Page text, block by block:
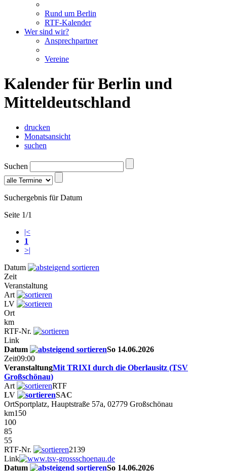
Rund um Berlin
RTF-Kalender
Wer sind wir?
Ansprechpartner
Vereine
Kalender für Berlin und
Mitteldeutschland
drucken
Monatsansicht
suchen
Suchen
Suchergebnis für Datum
Seite 1/1
|<
1
>|
Datum
Zeit
Veranstaltung
Art
LV
Ort
km
RTF-Nr.
Link
Datum
So 14.06.2026
Zeit09:00
VeranstaltungMit TRIXI durch die Oberlausitz (TSV
Großschönau)
Art
RTF
LV
SAC
OrtSportplatz, Hauptstraße 57a, 02779 Großschönau
km150
100
85
55
RTF-Nr.
2139
Link
Datum
So 14.06.2026